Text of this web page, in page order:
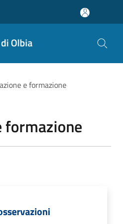
Olbia
e formazione
formazione